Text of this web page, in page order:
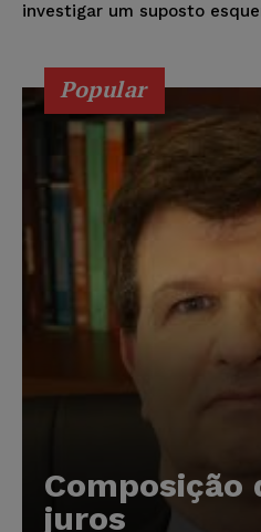
investigar um suposto
Popular
Composição
juros